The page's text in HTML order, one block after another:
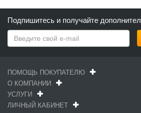
Подпишитесь и получайте
ПОМОЩЬ ПОКУПАТЕЛЮ
О КОМПАНИИ
УСЛУГИ
ЛИЧНЫЙ КАБИНЕТ